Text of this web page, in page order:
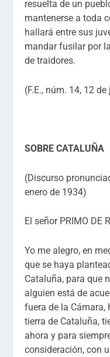
resuelta de un
mantenerse a toda
hallará entre sus
mandar fusilar por
de traidores.
(F.E., núm. 14, 12
SOBRE CATALUÑA
(Discurso
enero de 1934)
El señor PRIMO DE
Yo me alegro, en
que se haya
Cataluña, para que
alguien está de
fuera de la Cámara,
tierra de Cataluña,
ahora y para
consideración, con